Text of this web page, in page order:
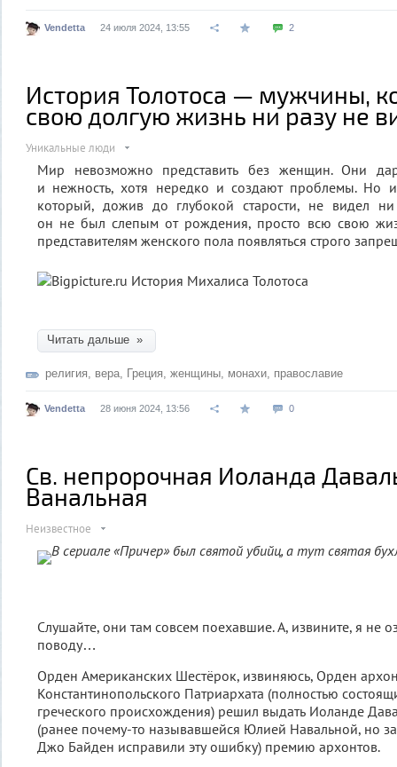
Vendetta 24 июля 2024, 13:55 2
История Толотоса — мужчины,
свою долгую жизнь ни разу не
Уникальные люди
Мир невозможно представить без женщин. Они
и нежность, хотя нередко и создают проблемы. Но
который, дожив до глубокой старости, не видел
он не был слепым от рождения, просто всю свою
представителям женского пола появляться строго
Читать дальше »
религия вера Греция женщины монахи православие
Vendetta 28 июня 2024, 13:56 0
Св. непророчная Иоланда
Ванальная
Неизвестное
В сериале «Причер» был святой убийц, а тут святая
Слушайте, они там совсем поехавшие. А, извините, я не
поводу…
Орден Американских Шестёрок, извиняюсь, Орден
Константинопольского Патриархата (полностью
греческого происхождения) решил выдать Иоланде
(ранее почему-то называвшейся Юлией Навальной, но
Джо Байден исправили эту ошибку) премию архонтов.